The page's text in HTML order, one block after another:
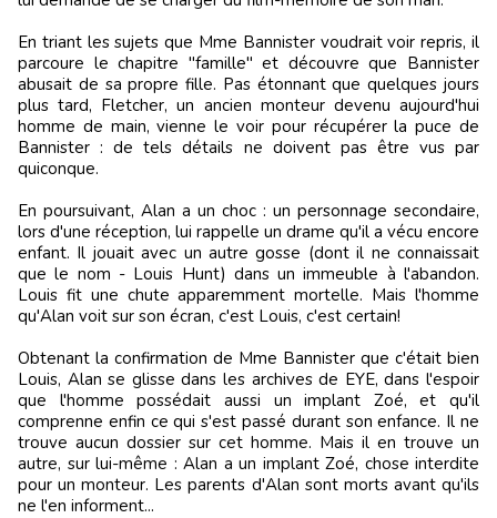
En triant les sujets que Mme Bannister voudrait voir repris, il
parcoure le chapitre "famille" et découvre que Bannister
abusait de sa propre fille. Pas étonnant que quelques jours
plus tard, Fletcher, un ancien monteur devenu aujourd'hui
homme de main, vienne le voir pour récupérer la puce de
Bannister : de tels détails ne doivent pas être vus par
quiconque.
En poursuivant, Alan a un choc : un personnage secondaire,
lors d'une réception, lui rappelle un drame qu'il a vécu encore
enfant. Il jouait avec un autre gosse (dont il ne connaissait
que le nom - Louis Hunt) dans un immeuble à l'abandon.
Louis fit une chute apparemment mortelle. Mais l'homme
qu'Alan voit sur son écran, c'est Louis, c'est certain!
Obtenant la confirmation de Mme Bannister que c'était bien
Louis, Alan se glisse dans les archives de EYE, dans l'espoir
que l'homme possédait aussi un implant Zoé, et qu'il
comprenne enfin ce qui s'est passé durant son enfance. Il ne
trouve aucun dossier sur cet homme. Mais il en trouve un
autre, sur lui-même : Alan a un implant Zoé, chose interdite
pour un monteur. Les parents d'Alan sont morts avant qu'ils
ne l'en informent...